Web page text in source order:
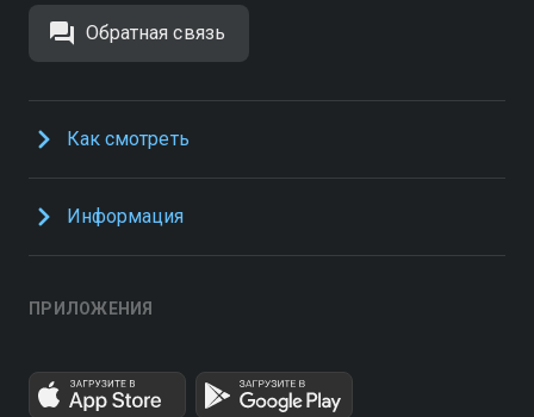
Обратная связь
Как смотреть
Информация
ПРИЛОЖЕНИЯ